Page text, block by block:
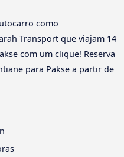
como
Transport que viajam 14
com um clique! Reserva
para Pakse a partir de